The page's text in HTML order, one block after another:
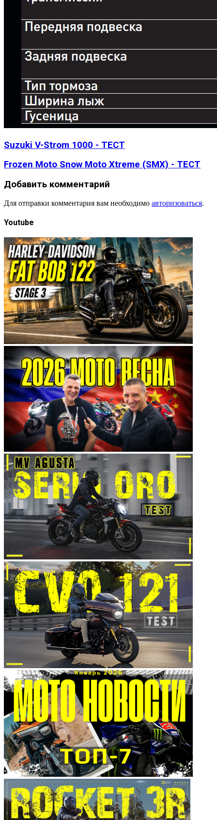
Suzuki V-Strom 1000 - ТЕСТ
Frozen Moto Snow Moto Xtreme (SMX) - ТЕСТ
Добавить комментарий
Для отправки комментария вам необходимо авторизоваться.
Youtube